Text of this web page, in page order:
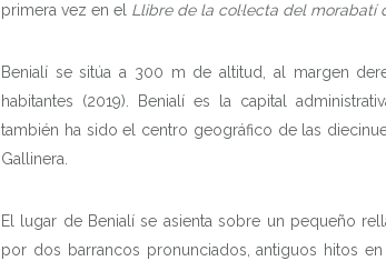
primera vez en el Llibre de la col·lecta del morabatí
Benialí se sitúa a 300 m de altitud, al margen
habitantes (2019). Benialí es la capital
también ha sido el centro geográfico de las
Gallinera.
El lugar de Benialí se asienta sobre un pequeño
por dos barrancos pronunciados, antiguos hitos